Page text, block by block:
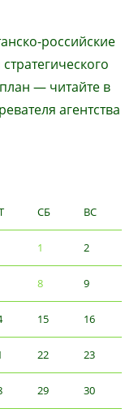
российские
— читайте в
агентства
СБ ВС
1 2
8 9
15 16
22 23
29 30